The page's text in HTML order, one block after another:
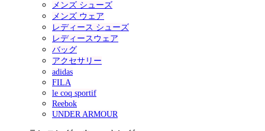
メンズ シューズ
メンズ ウェア
レディース シューズ
レディースウェア
バッグ
アクセサリー
adidas
FILA
le coq sportif
Reebok
UNDER ARMOUR